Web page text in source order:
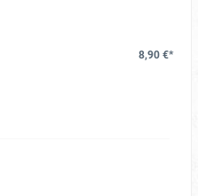
8,90 €*